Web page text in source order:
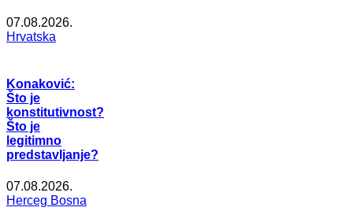
07.08.2026.
Hrvatska
Konaković:
Što je
konstitutivnost?
Što je
legitimno
predstavljanje?
07.08.2026.
Herceg Bosna